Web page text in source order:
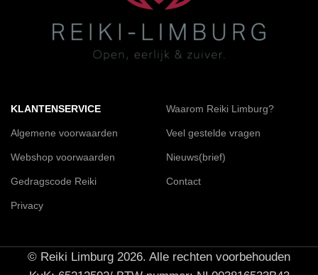
KLANTENSERVICE
Algemene voorwaarden
Webshop voorwaarden
Gedragscode Reiki
Privacy
Waarom Reiki Limburg?
Veel gestelde vragen
Nieuws(brief)
Contact
© Reiki Limburg 2026. Alle rechten voorbehouden